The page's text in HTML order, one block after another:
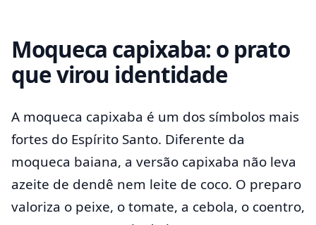
Moqueca capixaba: o prato
que virou identidade
A moqueca capixaba é um dos símbolos mais
fortes do Espírito Santo. Diferente da
moqueca baiana, a versão capixaba não leva
azeite de dendê nem leite de coco. O preparo
valoriza o peixe, o tomate, a cebola, o coentro,